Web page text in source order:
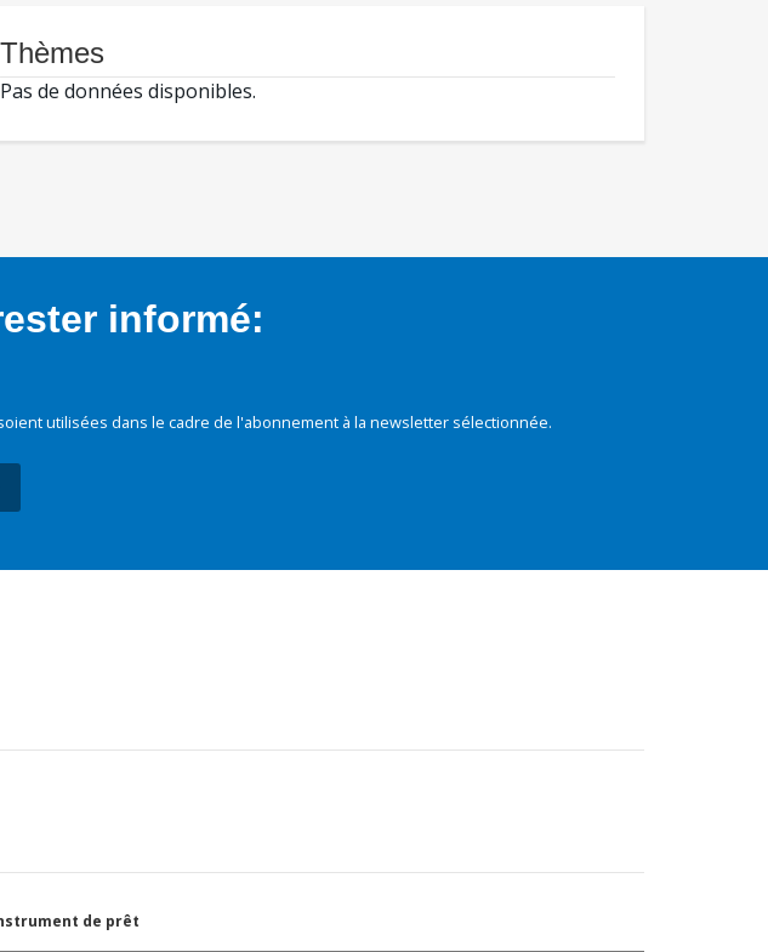
Thèmes
Pas de données disponibles.
informé:
utilisées dans le cadre de l'abonnement à la newsletter sélectionnée.
de prêt